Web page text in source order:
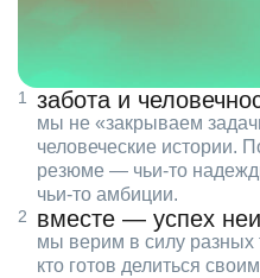
забота и
мы не «закрываем
человеческие истории.
резюме — чьи‑то
чьи‑то амбиции.
вместе — успех
мы верим в силу разных
кто готов делиться